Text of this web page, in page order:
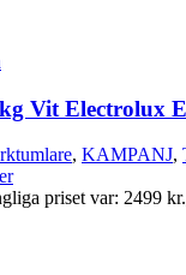
Vit Electrolux
, KAMPANJ,
priset var: 2499 kr.